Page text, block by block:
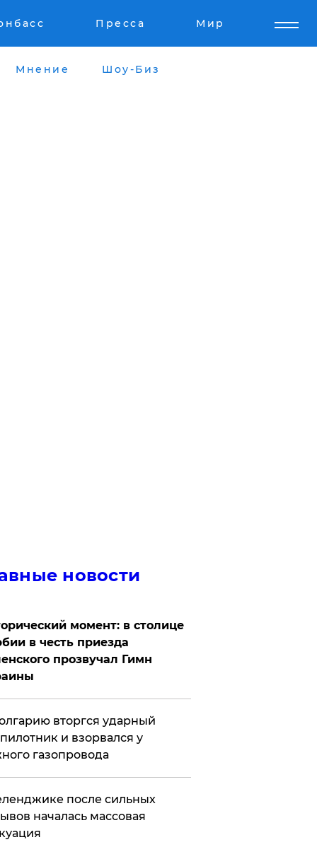
Пресса Мир
Мнение Шоу-Биз
новости
момент: в столице
в честь приезда
прозвучал Гимн
вторгся ударный
и взорвался у
газопровода
после сильных
началась массовая